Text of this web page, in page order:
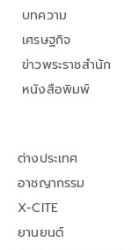
บทความ
เศรษฐกิจ
ข่าวพระราชสำนัก
หนังสือพิมพ์
ต่างประเทศ
อาชญากรรม
X-CITE
ยานยนต์